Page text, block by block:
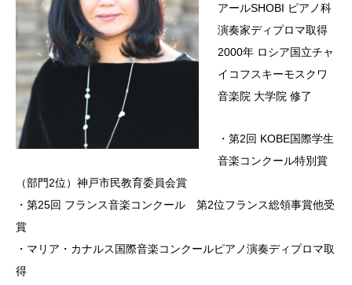
アールSHOBI ピアノ科
演奏家ディプロマ取得
2000年 ロシア国立チャ
イコフスキーモスクワ
音楽院 大学院 修了
・第2回 KOBE国際学生
音楽コンクール特別賞
（部門2位）神戸市民教育委員会賞
・第25回 フランス音楽コンクール 第2位フランス総領事賞他受
賞
・マリア・カナルス国際音楽コンクールピアノ演奏ディプロマ取
得